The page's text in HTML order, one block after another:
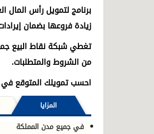
برنامج لتمويل رأس المال
زيادة فروعها بضمان
تغطي شبكة نقاط البيع
من الشروط والمتطلبات.
احسب تمويلك المتوقع
المزايا
في جميع مدن المملكة